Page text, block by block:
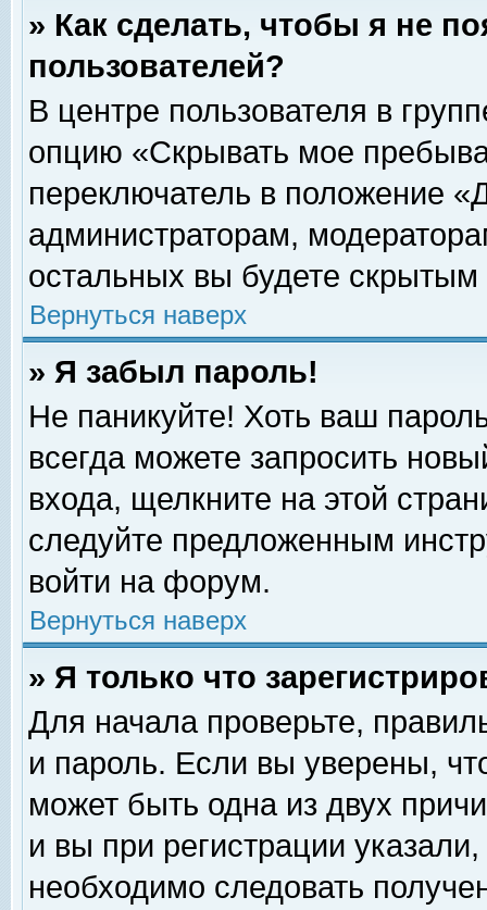
» Как сделать, чтобы я не
пользователей?
В центре пользователя в
опцию «Скрывать мое
переключатель в положение
администраторам,
остальных вы будете скрытым
Вернуться наверх
» Я забыл пароль!
Не паникуйте! Хоть ваш
всегда можете запросить
входа, щелкните на этой
следуйте предложенным
войти на форум.
Вернуться наверх
» Я только что
Для начала проверьте,
и пароль. Если вы уверены,
может быть одна из двух
и вы при регистрации
необходимо следовать